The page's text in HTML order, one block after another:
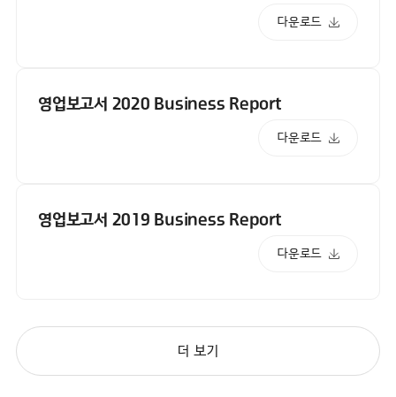
다운로드
영업보고서 2020 Business Report
다운로드
영업보고서 2019 Business Report
다운로드
더 보기